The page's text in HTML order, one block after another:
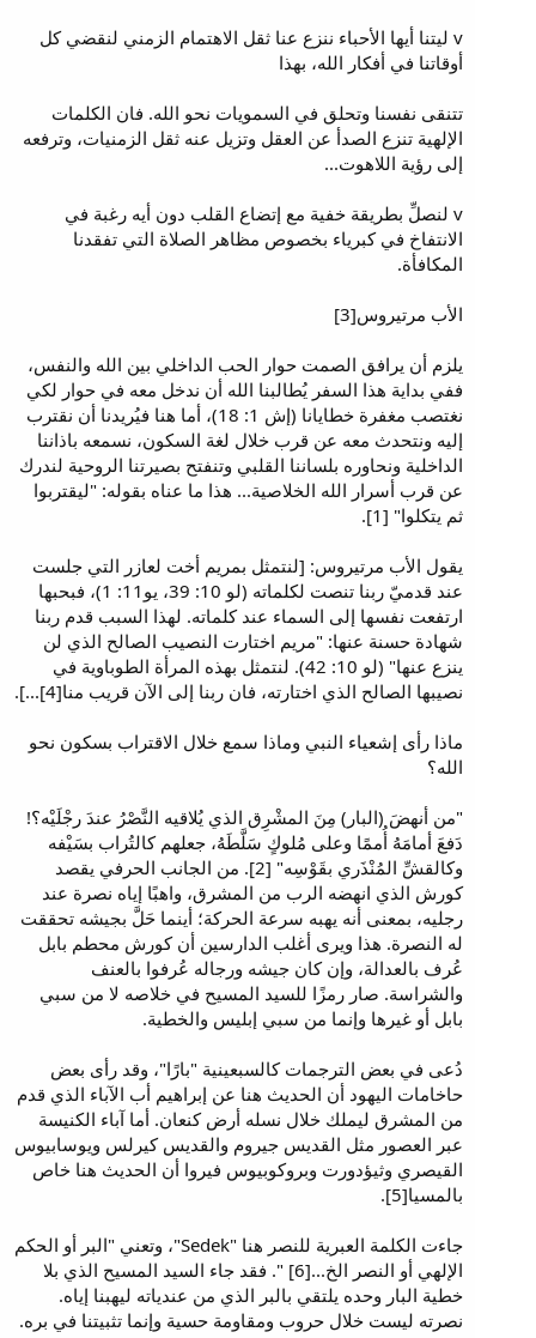
v ليتنا أيها الأحباء ننزع عنا ثقل الاهتمام الزمني لنقضي كل
أوقاتنا في أفكار الله، بهذا
تتنقى نفسنا وتحلق في السمويات نحو الله. فان الكلمات
الإلهية تنزع الصدأ عن العقل وتزيل عنه ثقل الزمنيات، وترفعه
إلى رؤية اللاهوت...
v لنصلِّ بطريقة خفية مع إتضاع القلب دون أيه رغبة في
الانتفاخ في كبرياء بخصوص مظاهر الصلاة التي تفقدنا
المكافأة.
الأب مرتيروس[3]
يلزم أن يرافق الصمت حوار الحب الداخلي بين الله والنفس،
ففي بداية هذا السفر يُطالبنا الله أن ندخل معه في حوار لكي
نغتصب مغفرة خطايانا (إش 1: 18)، أما هنا فيُريدنا أن نقترب
إليه ونتحدث معه عن قرب خلال لغة السكون، نسمعه باذاننا
الداخلية ونحاوره بلساننا القلبي وتنفتح بصيرتنا الروحية لندرك
عن قرب أسرار الله الخلاصية... هذا ما عناه بقوله: "ليقتربوا
ثم يتكلوا" [1].
يقول الأب مرتيروس: [لنتمثل بمريم أخت لعازر التي جلست
عند قدميّ ربنا تنصت لكلماته (لو 10: 39، يو11: 1)، فبحبها
ارتفعت نفسها إلى السماء عند كلماته. لهذا السبب قدم ربنا
شهادة حسنة عنها: "مريم اختارت النصيب الصالح الذي لن
ينزع عنها" (لو 10: 42). لنتمثل بهذه المرأة الطوباوية في
نصيبها الصالح الذي اختارته، فان ربنا إلى الآن قريب منا[4]...].
ماذا رأى إشعياء النبي وماذا سمع خلال الاقتراب بسكون نحو
الله؟
"من أنهضَ (البار) مِنَ المشْرِق الذي يُلاقيه النَّصْرُ عندَ رجْلَيْه؟!
دَفعَ أمامَهُ أُممًا وعلى مُلوكٍ سَلَّطَهُ، جعلهم كالتُراب بسَيْفه
وكالقشِّ المُنْذَري بقَوْسِه" [2]. من الجانب الحرفي يقصد
كورش الذي انهضه الرب من المشرق، واهبًا إياه نصرة عند
رجليه، بمعنى أنه يهبه سرعة الحركة؛ أينما حَلَّ بجيشه تحققت
له النصرة. هذا ويرى أغلب الدارسين أن كورش محطم بابل
عُرف بالعدالة، وإن كان جيشه ورجاله عُرفوا بالعنف
والشراسة. صار رمزًا للسيد المسيح في خلاصه لا من سبي
بابل أو غيرها وإنما من سبي إبليس والخطية.
دُعى في بعض الترجمات كالسبعينية "بارًا"، وقد رأى بعض
حاخامات اليهود أن الحديث هنا عن إبراهيم أب الآباء الذي قدم
من المشرق ليملك خلال نسله أرض كنعان. أما آباء الكنيسة
عبر العصور مثل القديس جيروم والقديس كيرلس ويوسابيوس
القيصري وثيؤدورت وبروكوبيوس فيروا أن الحديث هنا خاص
بالمسيا[5].
جاءت الكلمة العبرية للنصر هنا "Sedek"، وتعني "البر أو الحكم
الإلهي أو النصر الخ...[6] ". فقد جاء السيد المسيح الذي بلا
خطية البار وحده يلتقي بالبر الذي من عندياته ليهبنا إياه.
نصرته ليست خلال حروب ومقاومة حسية وإنما تثبيتنا في بره.